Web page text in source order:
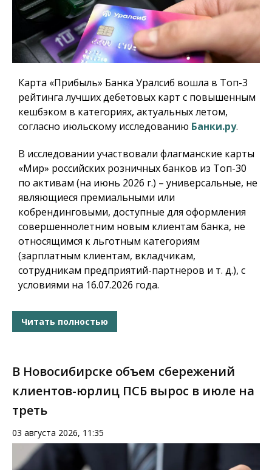
Карта «Прибыль» Банка Уралсиб вошла в Топ-3
рейтинга лучших дебетовых карт с повышенным
кешбэком в категориях, актуальных летом,
согласно июльскому исследованию Банки.ру.
В исследовании участвовали флагманские карты
«Мир» российских розничных банков из Топ-30
по активам (на июнь 2026 г.) – универсальные, не
являющиеся премиальными или
кобрендинговыми, доступные для оформления
совершеннолетним новым клиентам банка, не
относящимся к льготным категориям
(зарплатным клиентам, вкладчикам,
сотрудникам предприятий-партнеров и т. д.), с
условиями на 16.07.2026 года.
Читать полностью
В Новосибирске объем сбережений
клиентов-юрлиц ПСБ вырос в июле на
треть
03 августа 2026, 11:35